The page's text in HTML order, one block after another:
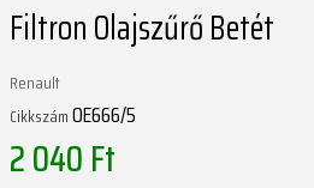
Filtron Olajszűrő Betét
Renault
CikkszámOE666/5
2 040 Ft